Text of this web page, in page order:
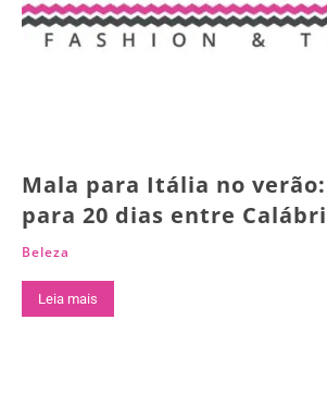
Mala para Itália no
para 20 dias entre
Beleza
Leia mais